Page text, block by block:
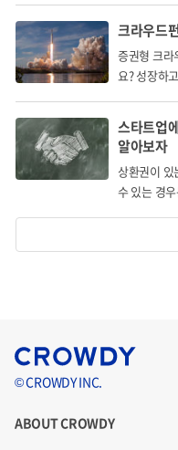
크라우드
증권형 크라
요? 성장하
스타트업
알아보자
상환권이 있
수 있는 경
© CROWDY INC.
ABOUT CROWDY